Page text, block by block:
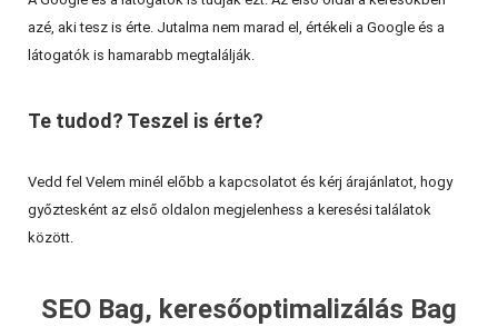
azé, aki tesz is érte. Jutalma nem marad el, értékeli a Google és a
látogatók is hamarabb megtalálják.
Te tudod? Teszel is érte?
Vedd fel Velem minél előbb a kapcsolatot és kérj árajánlatot, hogy
győztesként az első oldalon megjelenhess a keresési találatok
között.
SEO Bag, keresőoptimalizálás Bag